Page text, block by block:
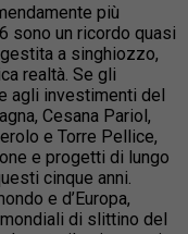
più
sono un ricordo quasi
a singhiozzo,
realtà. Se gli
agli investimenti del
Cesana Pariol,
e Torre Pellice,
e progetti di lungo
cinque anni.
e d’Europa,
mondiali di slittino del